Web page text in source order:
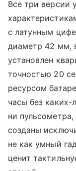
Все три версии
с латунным
диаметр 42 мм,
установлен
точностью 20
ресурсом
часы без
ни
созданы
не как умный
ценит